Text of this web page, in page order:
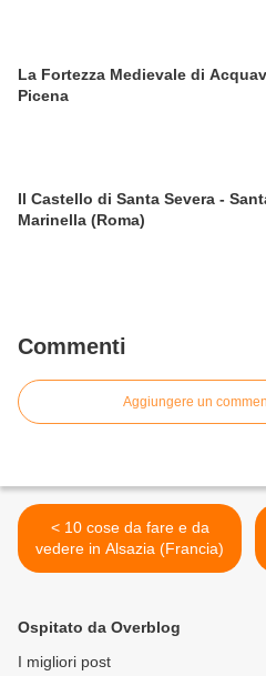
La Fortezza Medievale di
Picena
Il Castello di Santa Severa -
Marinella (Roma)
Commenti
Aggiungere un
< 10 cose da fare e da
vedere in Alsazia (Francia)
Ospitato da Overblog
I migliori post